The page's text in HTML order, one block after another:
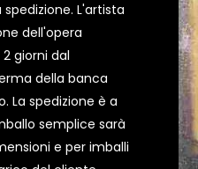
L'artista
dell'opera
giorni dal
della banca
La spedizione è a
semplice sarà
e per imballi